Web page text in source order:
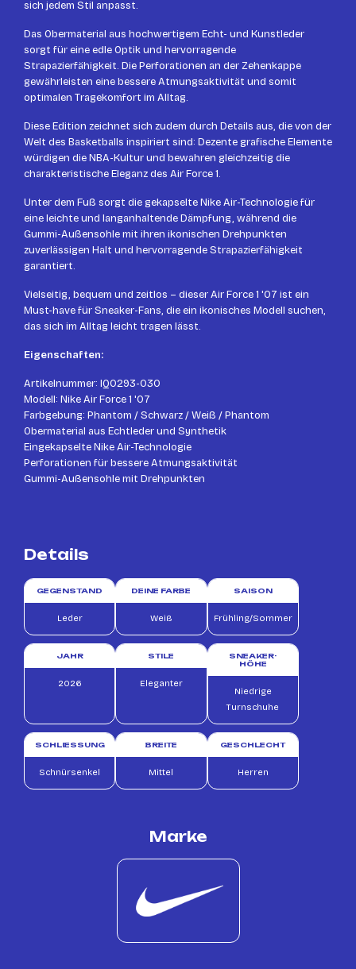
sich jedem Stil anpasst.
Das Obermaterial aus hochwertigem Echt- und Kunstleder
sorgt für eine edle Optik und hervorragende
Strapazierfähigkeit. Die Perforationen an der Zehenkappe
gewährleisten eine bessere Atmungsaktivität und somit
optimalen Tragekomfort im Alltag.
Diese Edition zeichnet sich zudem durch Details aus, die von der
Welt des Basketballs inspiriert sind: Dezente grafische Elemente
würdigen die NBA-Kultur und bewahren gleichzeitig die
charakteristische Eleganz des Air Force 1.
Unter dem Fuß sorgt die gekapselte Nike Air-Technologie für
eine leichte und langanhaltende Dämpfung, während die
Gummi-Außensohle mit ihren ikonischen Drehpunkten
zuverlässigen Halt und hervorragende Strapazierfähigkeit
garantiert.
Vielseitig, bequem und zeitlos – dieser Air Force 1 '07 ist ein
Must-have für Sneaker-Fans, die ein ikonisches Modell suchen,
das sich im Alltag leicht tragen lässt.
Eigenschaften:
Artikelnummer: IQ0293-030
Modell: Nike Air Force 1 '07
Farbgebung: Phantom / Schwarz / Weiß / Phantom
Obermaterial aus Echtleder und Synthetik
Eingekapselte Nike Air-Technologie
Perforationen für bessere Atmungsaktivität
Gummi-Außensohle mit Drehpunkten
Details
GEGENSTAND
Leder
DEINE FARBE
Weiß
SAISON
Frühling/Sommer
JAHR
2026
STILE
Eleganter
SNEAKER-
HÖHE
Niedrige
Turnschuhe
SCHLIESSUNG
Schnürsenkel
BREITE
Mittel
GESCHLECHT
Herren
Marke